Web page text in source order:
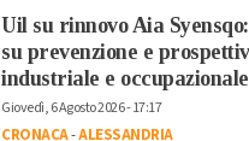
Uil su rinnovo Aia
su prevenzione e
industriale e
Giovedì, 6 Agosto 2026 - 17:17
CRONACA-ALESSANDRIA